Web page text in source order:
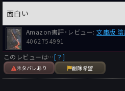
面白い
Amazon書評･レビュー:文庫版
4062754991
このレビューは…[？]
ネタバレあり 削除希望